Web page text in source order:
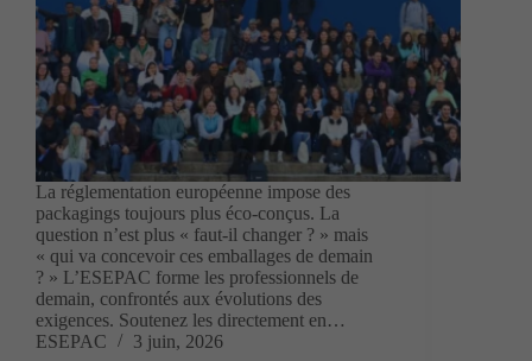
La réglementation européenne impose des
packagings toujours plus éco-conçus. La
question n’est plus « faut-il changer ? » mais
« qui va concevoir ces emballages de demain
? » L’ESEPAC forme les professionnels de
demain, confrontés aux évolutions des
exigences. Soutenez les directement en…
ESEPAC
3 juin, 2026